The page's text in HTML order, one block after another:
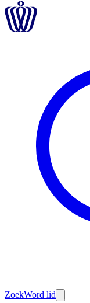
ZoekWord lid